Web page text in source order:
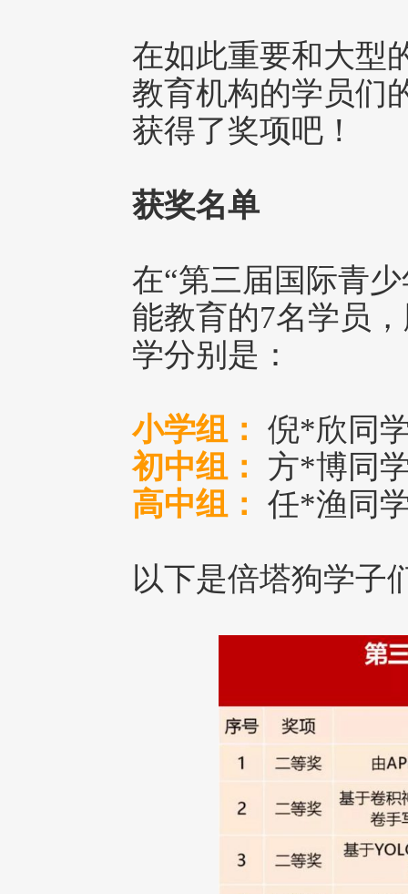
在如此重要和大型
教育机构的学员们
获得了奖项吧！
获奖名单
在“第三届国际青
能教育的7名学员
学分别是：
小学组： 倪*欣同
初中组：
方*博同
高中组： 任*渔同
以下是倍塔狗学子